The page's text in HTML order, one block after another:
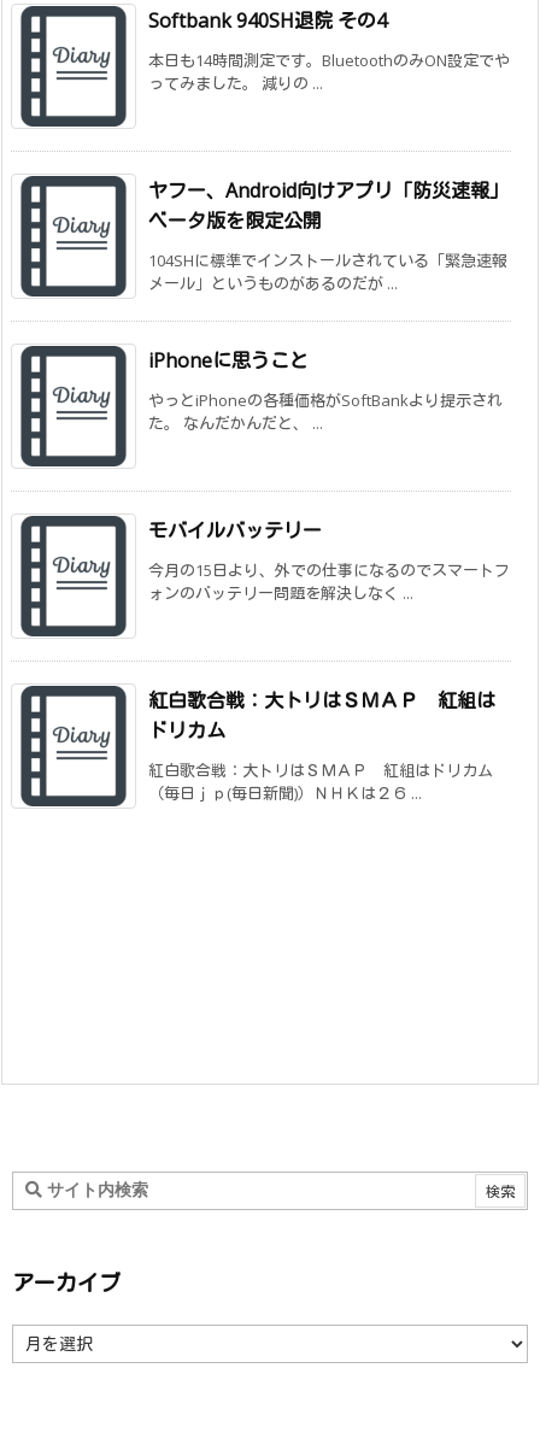
Softbank 940SH退院 その4
本日も14時間測定です。BluetoothのみON設定でや
ってみました。 減りの ...
ヤフー、Android向けアプリ「防災速報」
ベータ版を限定公開
104SHに標準でインストールされている「緊急速報
メール」というものがあるのだが ...
iPhoneに思うこと
やっとiPhoneの各種価格がSoftBankより提示され
た。 なんだかんだと、 ...
モバイルバッテリー
今月の15日より、外での仕事になるのでスマートフ
ォンのバッテリー問題を解決しなく ...
紅白歌合戦：大トリはＳＭＡＰ 紅組は
ドリカム
紅白歌合戦：大トリはＳＭＡＰ 紅組はドリカム
（毎日ｊｐ(毎日新聞)）ＮＨＫは２６ ...
アーカイブ
ー